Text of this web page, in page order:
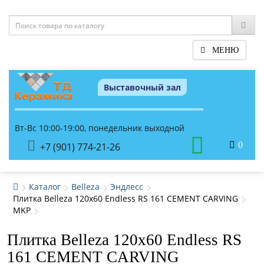
МЕНЮ
Выставочный зал
Вт-Вс 10:00-19:00, понедельник выходной
+7 (901) 774-21-26 0
Каталог Belleza
Эндлесс
Плитка Belleza 120x60 Endless RS 161 CEMENT CARVING
MKP
Плитка Belleza 120x60 Endless RS
161 CEMENT CARVING